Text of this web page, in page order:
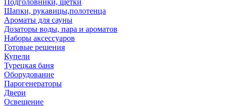
Подголовники, щетки
Шапки, рукавицы,полотенца
Ароматы для сауны
Дозаторы воды, пара и ароматов
Наборы аксессуаров
Готовые решения
Купели
Турецкая баня
Оборудование
Парогенераторы
Двери
Освещение